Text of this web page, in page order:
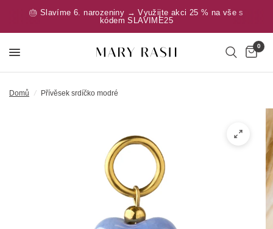
🎂 Slavíme 6. narozeniny → Využijte akci 25 % na vše s
kódem SLAVIME25
0
Domů / Přívěsek srdíčko modré